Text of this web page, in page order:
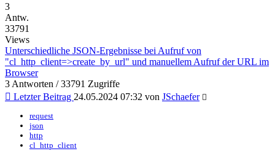
3
Antw.
33791
Views
Unterschiedliche JSON-Ergebnisse bei Aufruf von
"cl_http_client=>create_by_url" und manuellem Aufruf der URL im
Browser
3 Antworten / 33791 Zugriffe
Letzter Beitrag 24.05.2024 07:32 von JSchaefer
request
json
http
cl_http_client